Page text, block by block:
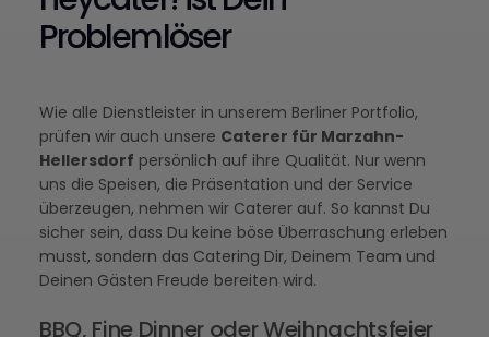
Problemlöser
Wie alle Dienstleister in unserem Berliner Portfolio,
prüfen wir auch unsere Caterer für Marzahn-
Hellersdorf persönlich auf ihre Qualität. Nur wenn
uns die Speisen, die Präsentation und der Service
überzeugen, nehmen wir Caterer auf. So kannst Du
sicher sein, dass Du keine böse Überraschung erleben
musst, sondern das Catering Dir, Deinem Team und
Deinen Gästen Freude bereiten wird.
BBQ, Fine Dinner oder Weihnachtsfeier